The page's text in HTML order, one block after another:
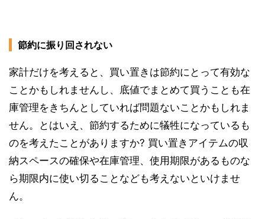
節約に振り回されない
家計だけを考えると、買い置きは節約にとって有効な
ことかもしれませんし、底値でまとめて買うことも在
庫管理をきちんとしていれば問題ないことかもしれま
せん。とはいえ、節約するために犠牲になっているも
のを考えたことがありますか? 買い置きアイテムの収
納スペースの確保や在庫管理、使用期限があるものな
ら期限内に使い切ることなども考えないといけませ
ん。